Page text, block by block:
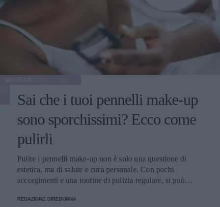
Sai che i tuoi pennelli make-up
sono sporchissimi? Ecco come
pulirli
Pulire i pennelli make-up non è solo una questione di
estetica, ma di salute e cura personale. Con pochi
accorgimenti e una routine di pulizia regolare, si può
più sana e prolungare la vita dei preziosi strumenti di
REDAZIONE DIREDONNA